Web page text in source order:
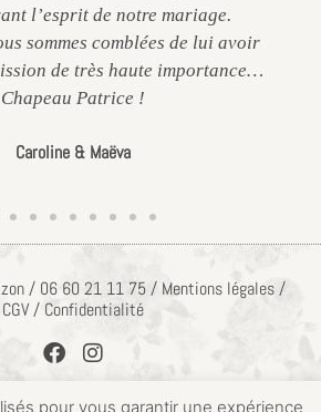
l’esprit de notre mariage.
sommes comblées de lui avoir
de très haute importance…
Chapeau Patrice !
Caroline & Maëva
/ 06 60 21 11 75 / Mentions légales /
CGV / Confidentialité
pour vous garantir une expérience